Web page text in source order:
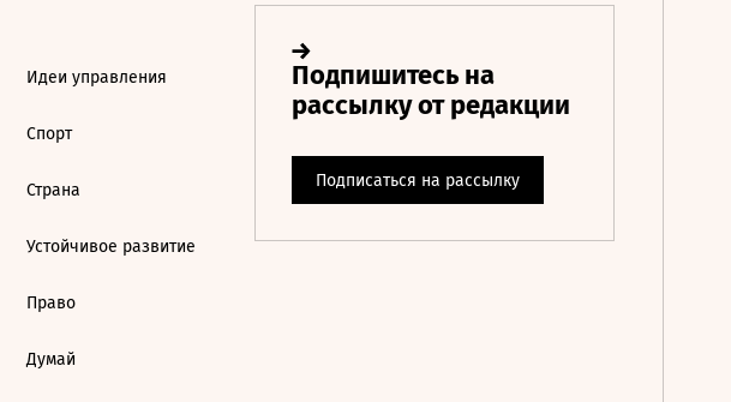
Идеи управления
Спорт
Страна
Устойчивое развитие
Право
Думай